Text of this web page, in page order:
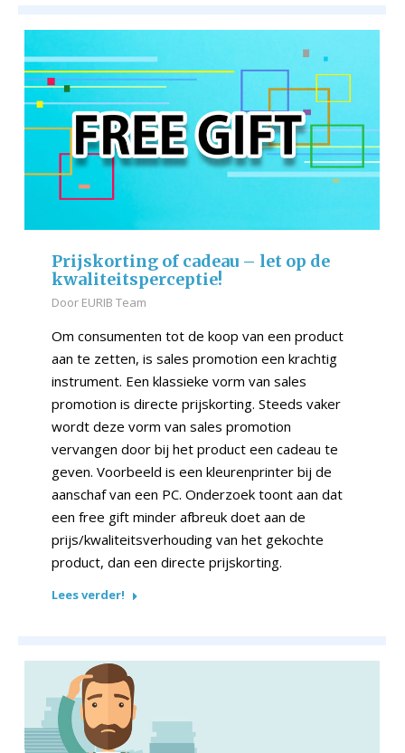
Prijskorting of cadeau – let op de
kwaliteitsperceptie!
Door EURIB Team
Om consumenten tot de koop van een product
aan te zetten, is sales promotion een krachtig
instrument. Een klassieke vorm van sales
promotion is directe prijskorting. Steeds vaker
wordt deze vorm van sales promotion
vervangen door bij het product een cadeau te
geven. Voorbeeld is een kleurenprinter bij de
aanschaf van een PC. Onderzoek toont aan dat
een free gift minder afbreuk doet aan de
prijs/kwaliteitsverhouding van het gekochte
product, dan een directe prijskorting.
Lees verder!